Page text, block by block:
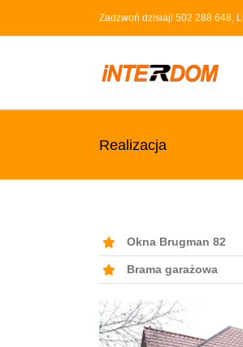
Zadzwoń dzisiaj! 502 288 648,
Realizacja
Okna Brugman 82
Brama garażowa